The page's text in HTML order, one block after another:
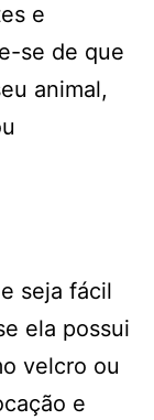
e
se de que
animal,
seja fácil
ela possui
velcro ou
e